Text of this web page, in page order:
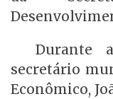
Durante
secretário
Econômico,